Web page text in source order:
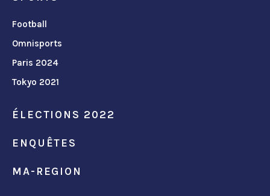
Football
Omnisports
Paris 2024
Tokyo 2021
ÉLECTIONS 2022
ENQUÊTES
MA-REGION